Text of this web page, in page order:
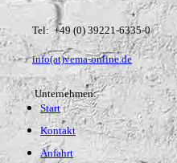
Tel: +49 (0) 39221-6335-0
info(at)vema-online.de
Unternehmen:
Start
Kontakt
Anfahrt